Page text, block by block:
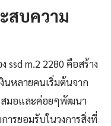
สบความ
ssd m.2 2280 คือสร้าง
นหลายคนเริ่มต้นจาก
สมอและค่อยๆพัฒนา
รยอมรับในวงการสิ่งที่